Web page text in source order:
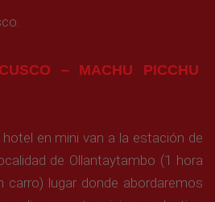
– MACHU PICCHU
en mini van a la estación de
de Ollantaytambo (1 hora
carro) lugar donde abordaremos